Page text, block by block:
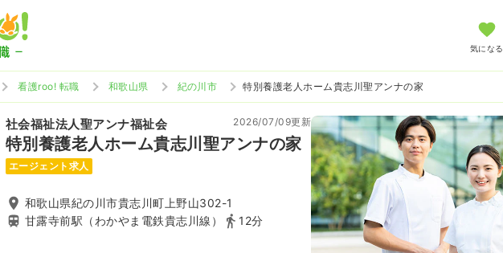
気になる
看護roo! 転職 和歌山県 紀の川市 特別養護老人ホーム貴志川聖アンナの家
社会福祉法人聖アンナ福祉会
特別養護老人ホーム貴志川聖アンナの家
2026/07/09更新
エージェント求人
和歌山県紀の川市貴志川町上野山302-1
甘露寺前駅（わかやま電鉄貴志川線）
12分